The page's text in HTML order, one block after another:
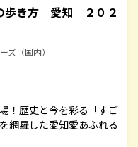
歩き方 愛知 ２０２
ズ（国内）
！歴史と今を彩る「すご
網羅した愛知愛あふれる